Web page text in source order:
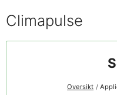
Climapulse
Oversikt